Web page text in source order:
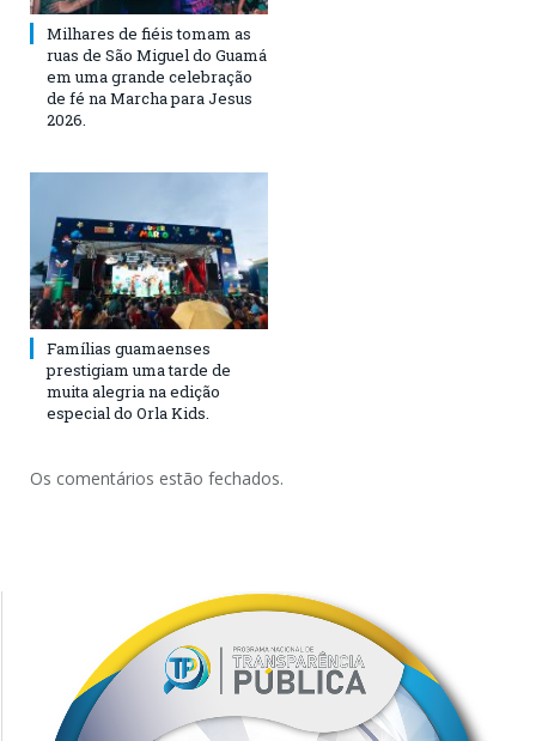
Milhares de fiéis tomam as
ruas de São Miguel do Guamá
em uma grande celebração
de fé na Marcha para Jesus
2026.
Famílias guamaenses
prestigiam uma tarde de
muita alegria na edição
especial do Orla Kids.
Os comentários estão fechados.